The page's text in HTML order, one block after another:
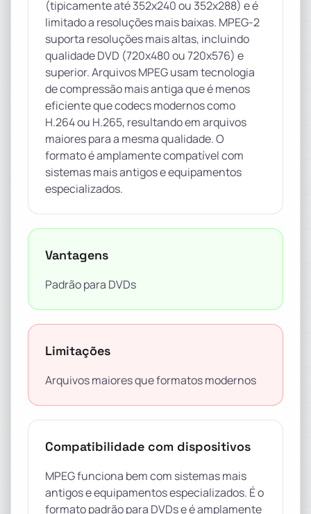
(tipicamente até 352x240 ou 352x288) e é
limitado a resoluções mais baixas. MPEG-2
suporta resoluções mais altas, incluindo
qualidade DVD (720x480 ou 720x576) e
superior. Arquivos MPEG usam tecnologia
de compressão mais antiga que é menos
eficiente que codecs modernos como
H.264 ou H.265, resultando em arquivos
maiores para a mesma qualidade. O
formato é amplamente compatível com
sistemas mais antigos e equipamentos
especializados.
Vantagens
Padrão para DVDs
Limitações
Arquivos maiores que formatos modernos
Compatibilidade com dispositivos
MPEG funciona bem com sistemas mais
antigos e equipamentos especializados. É o
formato padrão para DVDs e é amplamente